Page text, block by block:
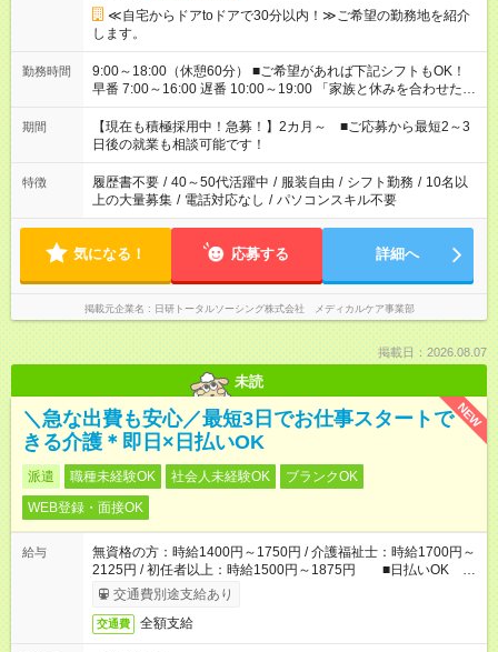
≪自宅からドアtoドアで30分以内！≫ご希望の勤務地を紹介
します。
勤務時間
9:00～18:00（休憩60分） ■ご希望があれば下記シフトもOK！
早番 7:00～16:00 遅番 10:00～19:00 「家族と休みを合わせた
い」 「余裕を持って夕飯の準備がしたい」 「できれば残業はし
たくない」 など、ご希望を教えてくださいね。 ※Wワーク希望
の方へ 今ご覧のお仕事で希望する勤務時間と、もう1つのお仕事
の勤務時間。 合計で週40時間を超える場合は応募できません。
期間
【現在も積極採用中！急募！】2カ月～ ■ご応募から最短2～3
日後の就業も相談可能です！
特徴 履歴書不要 / 40～50代活躍中 / 服装自由 / シフト勤務 / 10名以
上の大量募集 / 電話対応なし / パソコンスキル不要
気になる！ 応募する 詳細へ
掲載元企業名 日研トータルソーシング株式会社 メディカルケア事業部
掲載日：2026.08.07
未読
NEW
＼急な出費も安心／最短3日でお仕事スタートで
きる介護＊即日×日払いOK
派遣 職種未経験OK 社会人未経験OK
ブランクOK
WEB登録・面接OK
給与
無資格の方：時給1400円～1750円 / 介護福祉士：時給1700円～
2125円 / 初任者以上：時給1500円～1875円 ■日払いOK ■
日収例：1万1200円（時給1400円×8h）
交通費別途支給あり
交通費 全額支給